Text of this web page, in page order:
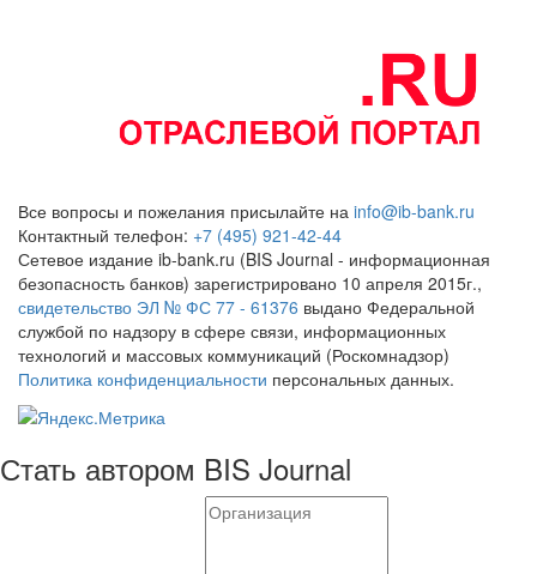
Все вопросы и пожелания присылайте на info@ib-bank.ru
Контактный телефон: +7 (495) 921-42-44
Сетевое издание ib-bank.ru (BIS Journal - информационная
безопасность банков) зарегистрировано 10 апреля 2015г.,
свидетельство ЭЛ № ФС 77 - 61376 выдано Федеральной
службой по надзору в сфере связи, информационных
технологий и массовых коммуникаций (Роскомнадзор)
Политика конфиденциальности персональных данных.
Стать автором BIS Journal